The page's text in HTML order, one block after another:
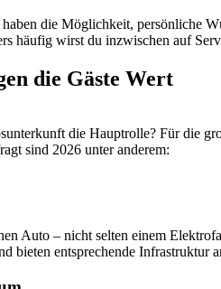
die Möglichkeit, persönliche
häufig wirst du inzwischen auf
die Gäste Wert
die Hauptrolle? Für die
sind 2026 unter anderem:
Auto – nicht selten einem
bieten entsprechende